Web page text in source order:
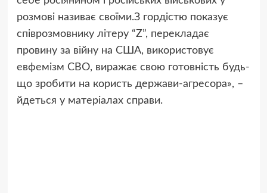
розмові називає своїми.З гордістю показує
співрозмовнику літеру “Z”, перекладає
провину за війну на США, використовує
евфемізм СВО, виражає свою готовність будь-
що зробити на користь держави-агресора», –
йдеться у матеріалах справи.